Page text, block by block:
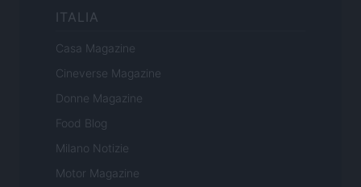
ITALIA
Casa Magazine
Cineverse Magazine
Donne Magazine
Food Blog
Milano Notizie
Motor Magazine